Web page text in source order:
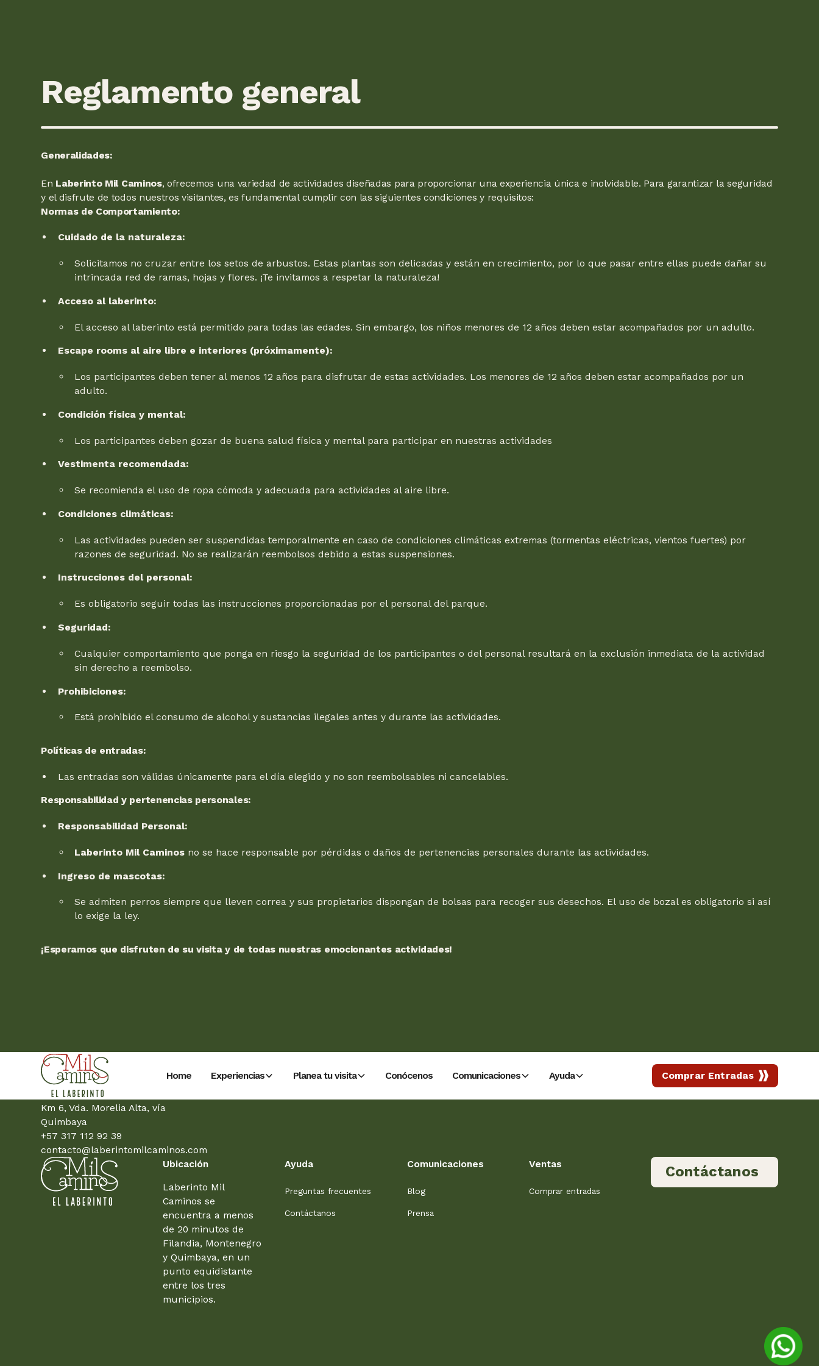
Reglamento general
Generalidades:
En Laberinto Mil Caminos, ofrecemos una variedad de actividades diseñadas para proporcionar una experiencia única e inolvidable. Para garantizar la seguridad
y el disfrute de todos nuestros visitantes, es fundamental cumplir con las siguientes condiciones y requisitos:
Normas de Comportamiento:
Cuidado de la naturaleza:
Solicitamos no cruzar entre los setos de arbustos. Estas plantas son delicadas y están en crecimiento, por lo que pasar entre ellas puede dañar su
intrincada red de ramas, hojas y flores. ¡Te invitamos a respetar la naturaleza!
Acceso al laberinto:
El acceso al laberinto está permitido para todas las edades. Sin embargo, los niños menores de 12 años deben estar acompañados por un adulto.
Escape rooms al aire libre e interiores (próximamente):
Los participantes deben tener al menos 12 años para disfrutar de estas actividades. Los menores de 12 años deben estar acompañados por un
adulto.
Condición física y mental:
Los participantes deben gozar de buena salud física y mental para participar en nuestras actividades
Vestimenta recomendada:
Se recomienda el uso de ropa cómoda y adecuada para actividades al aire libre.
Condiciones climáticas:
Las actividades pueden ser suspendidas temporalmente en caso de condiciones climáticas extremas (tormentas eléctricas, vientos fuertes) por
razones de seguridad. No se realizarán reembolsos debido a estas suspensiones.
Instrucciones del personal:
Es obligatorio seguir todas las instrucciones proporcionadas por el personal del parque.
Seguridad:
Cualquier comportamiento que ponga en riesgo la seguridad de los participantes o del personal resultará en la exclusión inmediata de la actividad
sin derecho a reembolso.
Prohibiciones:
Está prohibido el consumo de alcohol y sustancias ilegales antes y durante las actividades.
Políticas de entradas:
Las entradas son válidas únicamente para el día elegido y no son reembolsables ni cancelables.
Responsabilidad y pertenencias personales:
Responsabilidad Personal:
Laberinto Mil Caminos no se hace responsable por pérdidas o daños de pertenencias personales durante las actividades.
Ingreso de mascotas:
Se admiten perros siempre que lleven correa y sus propietarios dispongan de bolsas para recoger sus desechos. El uso de bozal es obligatorio si así
lo exige la ley.
¡Esperamos que disfruten de su visita y de todas nuestras emocionantes actividades!
Home Experiencias Planea tu visita Conócenos Comunicaciones Ayuda Comprar Entradas
Km 6, Vda. Morelia Alta, vía
Quimbaya
+57 317 112 92 39
contacto@laberintomilcaminos.com
Ubicación
Laberinto Mil
Caminos se
encuentra a menos
de 20 minutos de
Filandia, Montenegro
y Quimbaya, en un
punto equidistante
entre los tres
municipios.
Ayuda
Preguntas frecuentes
Contáctanos
Comunicaciones
Blog
Prensa
Ventas
Comprar entradas
Contáctanos